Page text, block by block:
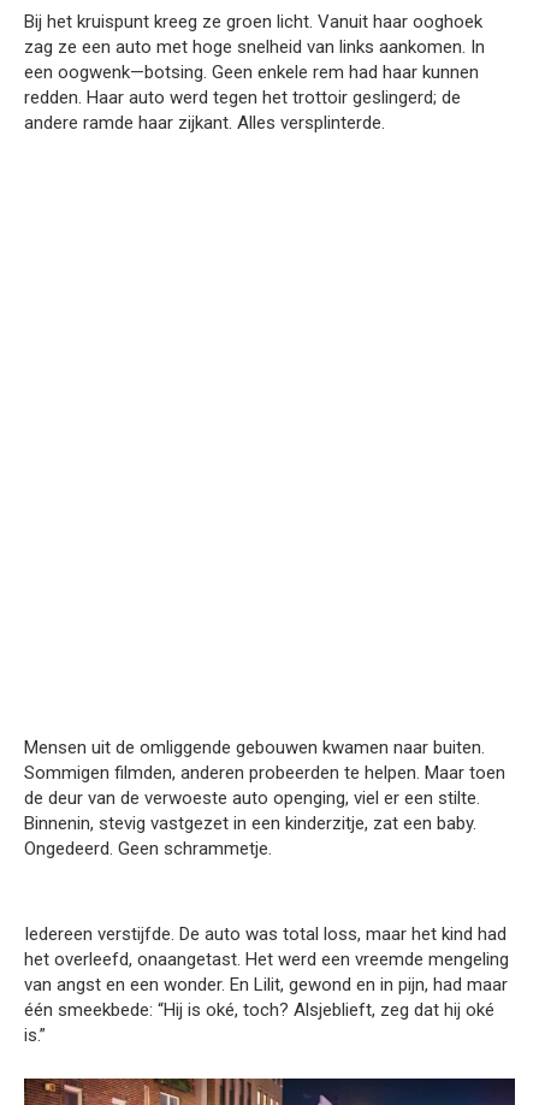
Bij het kruispunt kreeg ze groen licht. Vanuit haar ooghoek
zag ze een auto met hoge snelheid van links aankomen. In
een oogwenk—botsing. Geen enkele rem had haar kunnen
redden. Haar auto werd tegen het trottoir geslingerd; de
andere ramde haar zijkant. Alles versplinterde.
Mensen uit de omliggende gebouwen kwamen naar buiten.
Sommigen filmden, anderen probeerden te helpen. Maar toen
de deur van de verwoeste auto openging, viel er een stilte.
Binnenin, stevig vastgezet in een kinderzitje, zat een baby.
Ongedeerd. Geen schrammetje.
Iedereen verstijfde. De auto was total loss, maar het kind had
het overleefd, onaangetast. Het werd een vreemde mengeling
van angst en een wonder. En Lilit, gewond en in pijn, had maar
één smeekbede: “Hij is oké, toch? Alsjeblieft, zeg dat hij oké
is.”